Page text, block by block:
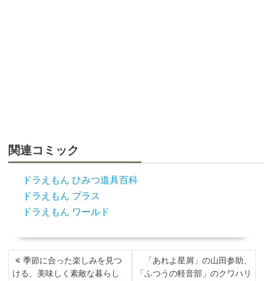
関連コミック
ドラえもん ひみつ道具百科
ドラえもん プラス
ドラえもん ワールド
投
稿
季節に合った楽しみを見つ
ける、美味しく素敵な暮らし
「あれよ星屑」の山田参助、
「ふつうの軽音部」のクワハリ